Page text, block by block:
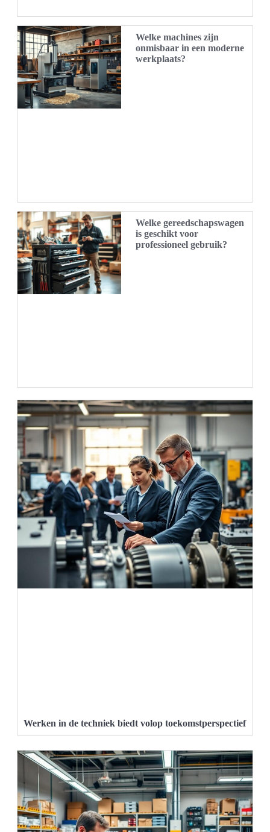
Welke machines zijn
onmisbaar in een moderne
werkplaats?
Welke gereedschapswagen
is geschikt voor
professioneel gebruik?
Werken in de techniek biedt volop toekomstperspectief